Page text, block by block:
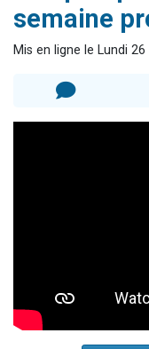
semaine
Mis en ligne le Lundi